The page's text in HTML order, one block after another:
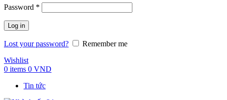
Password *
Log in
Lost your password?
Remember me
Wishlist
0 items 0 VND
Tin tức